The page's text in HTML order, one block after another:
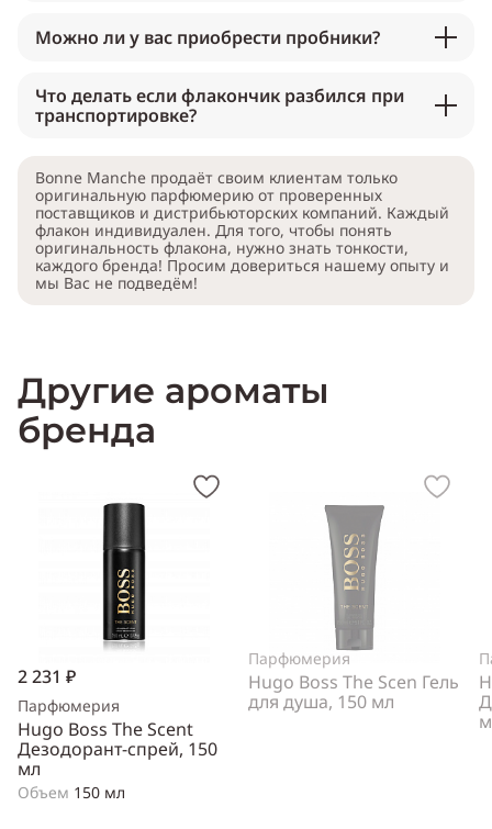
Можно ли у вас приобрести пробники?
Что делать если флакончик разбился при
транспортировке?
Bonne Manche продаёт своим клиентам только
оригинальную парфюмерию от проверенных
поставщиков и дистрибьюторских компаний. Каждый
флакон индивидуален. Для того, чтобы понять
оригинальность флакона, нужно знать тонкости,
каждого бренда! Просим довериться нашему опыту и
мы Вас не подведём!
Другие ароматы
бренда
2 231 ₽
Парфюмерия
Hugo Boss The Scent
Дезодорант-спрей, 150
мл
Объем 150 мл
Парфюмерия
Hugo Boss The Scen Гель
для душа, 150 мл